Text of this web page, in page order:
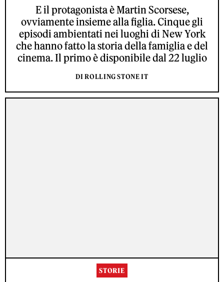
E il protagonista è Martin Scorsese,
ovviamente insieme alla figlia. Cinque gli
episodi ambientati nei luoghi di New York
che hanno fatto la storia della famiglia e del
cinema. Il primo è disponibile dal 22 luglio
DI ROLLING STONE IT
STORIE